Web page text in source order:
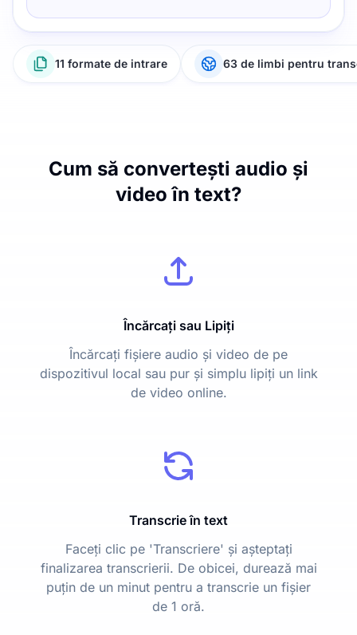
11 formate de intrare 63 de limbi pentru
Cum să convertești audio și
video în text?
Încărcați sau Lipiți
Încărcați fișiere audio și video de pe
dispozitivul local sau pur și simplu lipiți un link
de video online.
Transcrie în text
Faceți clic pe 'Transcriere' și așteptați
finalizarea transcrierii. De obicei, durează mai
puțin de un minut pentru a transcrie un fișier
de 1 oră.